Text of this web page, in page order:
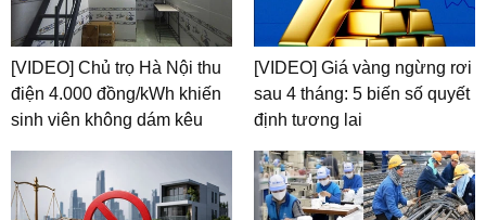
[VIDEO] Chủ trọ Hà Nội thu
điện 4.000 đồng/kWh khiến
sinh viên không dám kêu
[VIDEO] Giá vàng ngừng rơi
sau 4 tháng: 5 biến số quyết
định tương lai